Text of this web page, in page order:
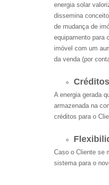
energia solar
dissemina
de mudança de
equipamento para
imóvel com um
da venda (por
A energia gerada
armazenada na
créditos para o
Caso o Cliente se
sistema para o